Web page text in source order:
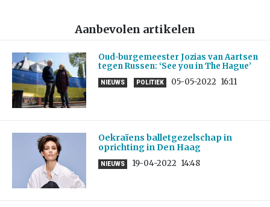
Aanbevolen artikelen
Oud-burgemeester Jozias van Aartsen
tegen Russen: ‘See you in The Hague’
NIEUWS POLITIEK 05-05-2022 16:11
Oekraïens balletgezelschap in
oprichting in Den Haag
NIEUWS 19-04-2022 14:48